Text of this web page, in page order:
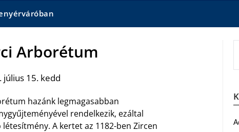
Arborétum
július 15. kedd
hazánk legmagasabban
rendelkezik, ezáltal
létesítmény. A kertet az 1182-ben Zircen